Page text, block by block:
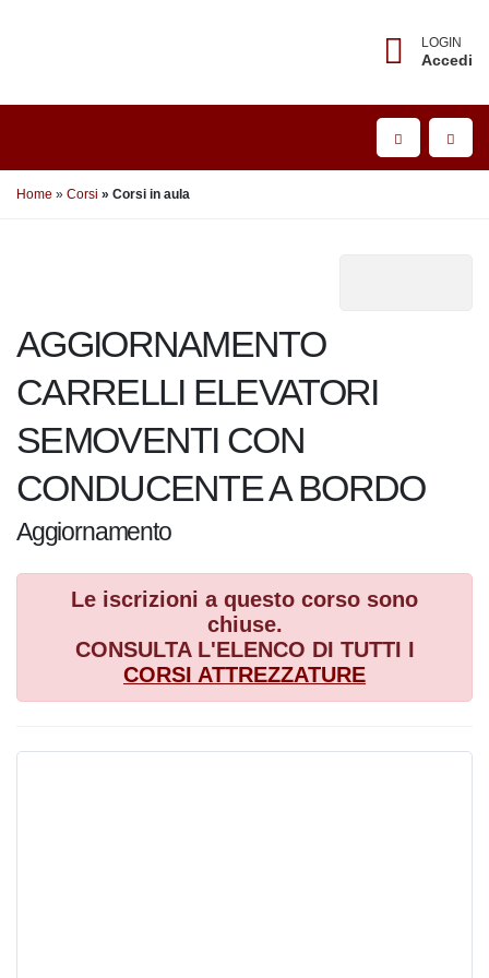
LOGIN
Accedi
Home Corsi Corsi in aula
ELEVATORI SEMOVENTI CON
CONDUCENTE A BORDO
Aggiornamento
Le iscrizioni a questo corso sono
CONSULTA L'ELENCO DI TUTTI ICORSI
ATTREZZATURE